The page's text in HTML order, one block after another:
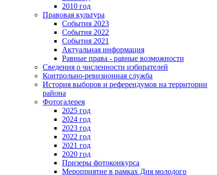
2010 год
Правовая культура
События 2023
События 2022
События 2021
Актуальная информация
Равные права - равные возможности
Сведения о численности избирателей
Контрольно-ревизионная служба
История выборов и референдумов на территории
района
Фотогалерея
2025 год
2024 год
2023 год
2022 год
2021 год
2020 год
Призеры фотоконкурса
Мероприятие в рамках Дня молодого